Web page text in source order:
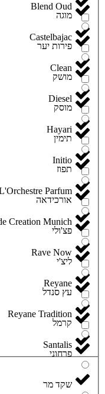
Blend Oud
Castelbajac
Clean
Diesel
Hayari
Initio
Parfum
Creation Munich
Rave Now
Reyane
Reyane Tradition
Santalis
מוגה
פירות יער
מושק
מוסק
תימין
תפוז
אורכידאה
פצ'ולי
ליצ'י
עץ סנדל
קרמל
פרחוני
שקד מר